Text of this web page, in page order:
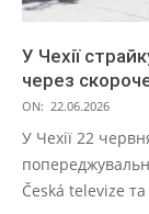
У Чехії
через
ON: 22.06.2026
У Чехії 22
Česká televize та